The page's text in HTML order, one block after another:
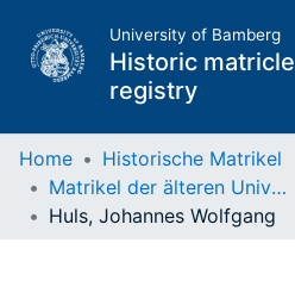
University of Bamberg
Historic matricle
registry
Matrikel
Home
Historische Matrikel
Matrikel der älteren Universität
Huls, Johannes Wolfgang